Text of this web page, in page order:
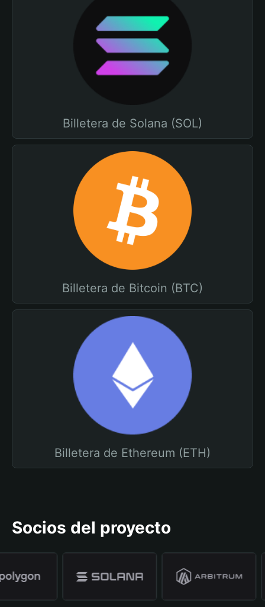
Billetera de Solana (SOL)
Billetera de Bitcoin (BTC)
Billetera de Ethereum (ETH)
Socios del proyecto